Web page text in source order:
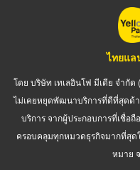
ไทยแล
โดย บริษัท เทเลอินโฟ มีเดีย จำกั
ไม่เคยหยุดพัฒนาบริการที่ดีที่สุดด้
บริการ จากผู้ประกอบการที่เชื่อ
ครอบคลุมทุกหมวดธุรกิจมากที่สุด
หมาย